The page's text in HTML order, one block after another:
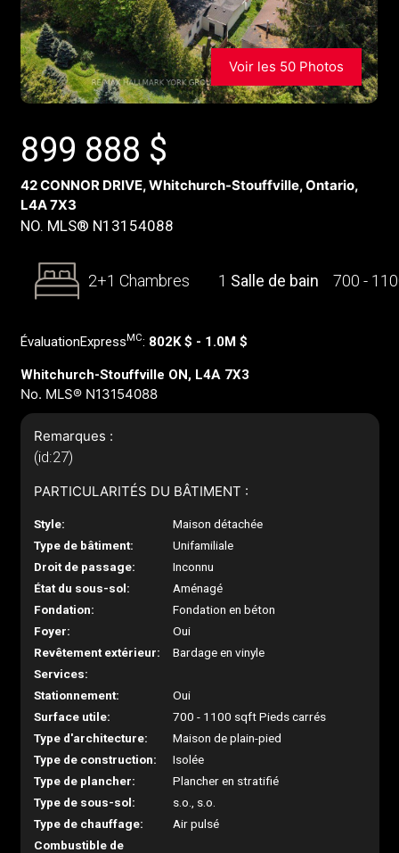
Voir les 50 Photos
899 888 $
42 CONNOR DRIVE, Whitchurch-Stouffville, Ontario,
L4A 7X3
NO. MLS® N13154088
2+1 Chambres 1 Salle de bain 700 -
ÉvaluationExpress MC: 802K $ - 1.0M $
Whitchurch-Stouffville ON, L4A 7X3
No. MLS® N13154088
Remarques :
(id:27)
PARTICULARITÉS DU BÂTIMENT :
Style:
Maison détachée
Type de bâtiment:
Unifamiliale
Droit de passage:
Inconnu
État du sous-sol:
Aménagé
Fondation:
Fondation en béton
Foyer:
Oui
Revêtement extérieur:
Bardage en vinyle
Services:
Stationnement:
Oui
Surface utile:
700 - 1100 sqft Pieds carrés
Type d'architecture:
Maison de plain-pied
Type de construction:
Isolée
Type de plancher:
Plancher en stratifié
Type de sous-sol:
s.o., s.o.
Type de chauffage:
Air pulsé
Combustible de